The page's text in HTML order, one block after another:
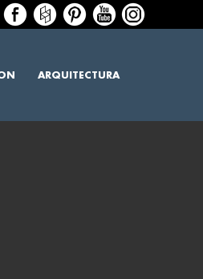
ARQUITECTURA